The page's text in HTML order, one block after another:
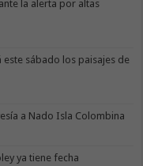
la alerta por altas
este sábado los paisajes de
a Nado Isla Colombina
ya tiene fecha